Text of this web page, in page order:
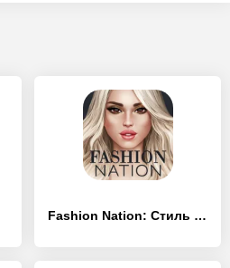
Fashion Nation: Стиль и слава